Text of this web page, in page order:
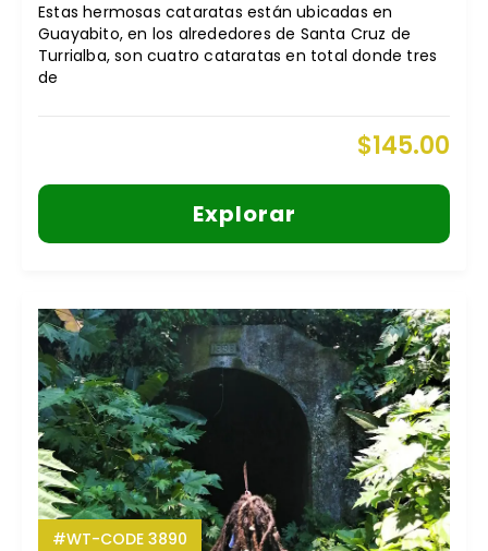
Estas hermosas cataratas están ubicadas en
Guayabito, en los alrededores de Santa Cruz de
Turrialba, son cuatro cataratas en total donde tres
de
$145.00
Explorar
#WT-CODE 3890